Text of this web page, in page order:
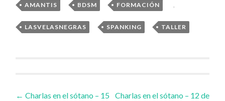
AMANTIS , BDSM , FORMACIÓN
LASVELASNEGRAS , SPANKING , TALLER
Navegador
← Charlas en el sótano – 15 Charlas en el sótano – 12 de